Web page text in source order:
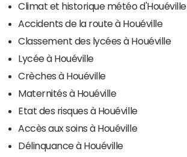
Climat et historique météo d'Houéville
Accidents de la route à Houéville
Classement des lycées à Houéville
Lycée à Houéville
Crèches à Houéville
Maternités à Houéville
Etat des risques à Houéville
Accès aux soins à Houéville
Délinquance à Houéville